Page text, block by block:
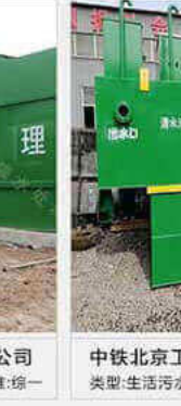
10吨豆制品污水一体化设
50吨养猪污水处理报价
100吨脱硫污水处理设备报
30吨生活污水处理设备合